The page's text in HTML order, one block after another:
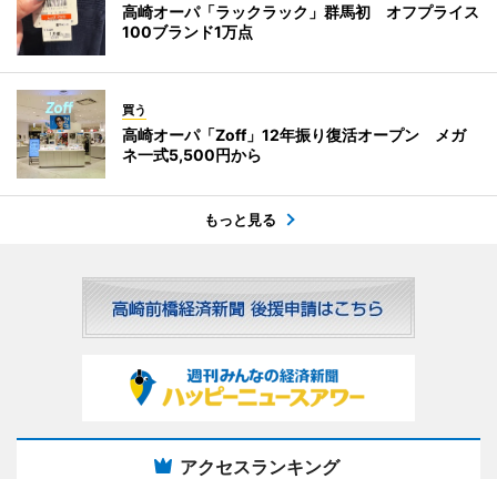
高崎オーパ「ラックラック」群馬初 オフプライス
100ブランド1万点
買う
高崎オーパ「Zoff」12年振り復活オープン メガ
ネ一式5,500円から
もっと見る
アクセスランキング